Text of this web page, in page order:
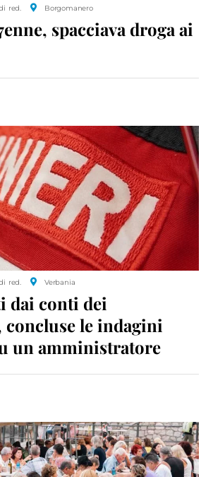
red. Borgomanero
spacciava droga ai
red. Verbania
dai conti dei
le indagini
un amministratore